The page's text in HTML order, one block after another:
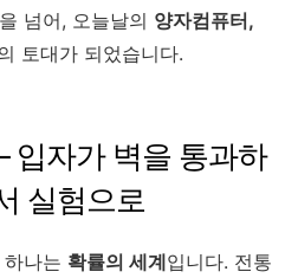
넘어, 오늘날의 양자컴퓨터,
토대가 되었습니다.
입자가 벽을 통과하
실험으로
나는 확률의 세계입니다. 전통